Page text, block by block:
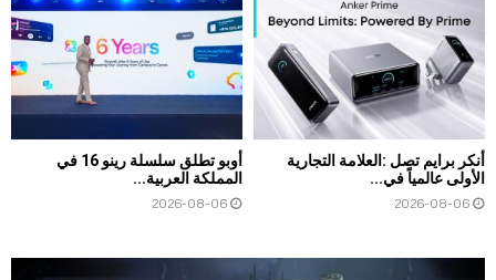
أنكر برايم تصل :العلامة التجارية
الأولى عالمياً في...
2026-08-06
أوبو تطلق سلسلة رينو 16 في
المملكة العربية...
2026-08-06